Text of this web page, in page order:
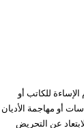
للكاتب أو
أو مهاجمة الأديان
عن التحريض